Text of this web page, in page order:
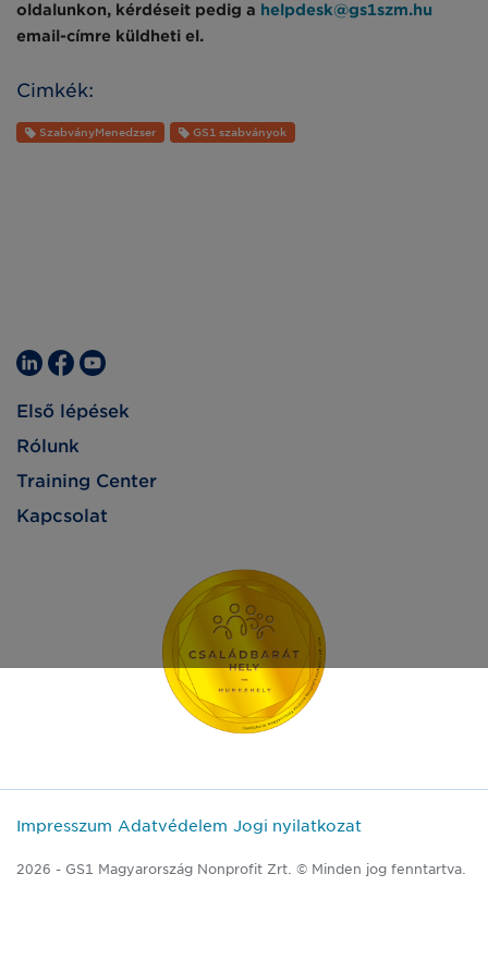
oldalunkon, kérdéseit pedig a helpdesk@gs1szm.hu
email-címre küldheti el.
Cimkék:
SzabványMenedzser GS1 szabványok
Első lépések
Rólunk
Training Center
Kapcsolat
Impresszum Adatvédelem Jogi nyilatkozat
2026 - GS1 Magyarország Nonprofit Zrt. © Minden jog fenntartva.